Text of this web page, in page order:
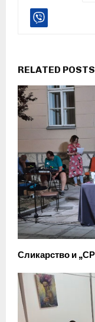
RELATED POSTS
Сликарство и